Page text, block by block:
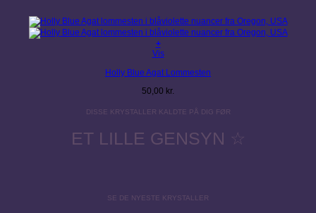
+
Vis
Holly Blue Agat Lommesten
50,00 kr.
DISSE KRYSTALLER KALDTE PÅ DIG FØR
ET LILLE GENSYN ☆
SE DE NYESTE KRYSTALLER